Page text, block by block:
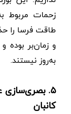
زحمات مربوط
طاقت فرسا را
و زمان‌بر بوده
به‌روز نیستند.
۵. بصری‌سازی
کانبان